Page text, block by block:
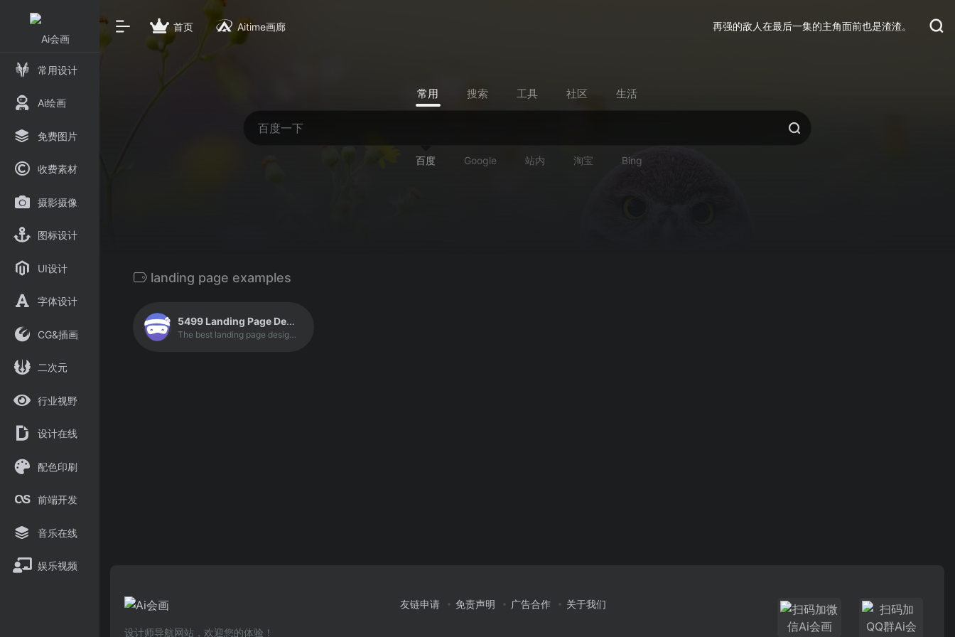
常用设计
Ai绘画
免费图片
收费素材
摄影摄像
图标设计
UI设计
字体设计
CG&插画
二次元
行业视野
设计在线
配色印刷
前端开发
音乐在线
娱乐视频
首页 Aitime画廊 再强的敌人在最后一集的主角面前也是渣渣。
常用 搜索 工具 社区 生活
百度 Google 站内 淘宝 Bing
landing page examples
5499 Landing Page Design Inspiration
The best landing page design inspiration from around the web. Lapa Ninja is created to help designers find inspiration, learn and improve design skills. The contents are selected from the best designs, and daily updated.
设计师导航网站，欢迎您的体验！
友链申请 免责声明 广告合作 关于我们